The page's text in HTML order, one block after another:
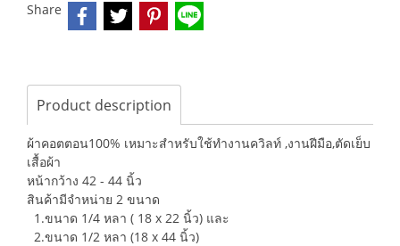
Share
Product description
ผ้าคอตตอน100% เหมาะสำหรับใช้ทำงานควิลท์ ,งานฝีมือ,ตัดเย็บ
เสื้อผ้า
หน้ากว้าง 42 - 44 นิ้ว
สินค้ามีจำหน่าย 2 ขนาด
1.ขนาด 1/4 หลา ( 18 x 22 นิ้ว) และ
2.ขนาด 1/2 หลา (18 x 44 นิ้ว)